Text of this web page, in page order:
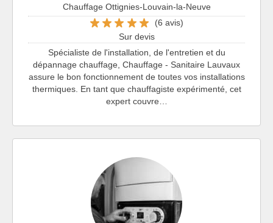
Chauffage Ottignies-Louvain-la-Neuve
(6 avis)
Sur devis
Spécialiste de l'installation, de l'entretien et du
dépannage chauffage, Chauffage - Sanitaire Lauvaux
assure le bon fonctionnement de toutes vos installations
thermiques. En tant que chauffagiste expérimenté, cet
expert couvre…